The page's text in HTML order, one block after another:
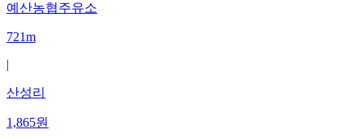
예산농협주유소
721m
|
산성리
1,865원